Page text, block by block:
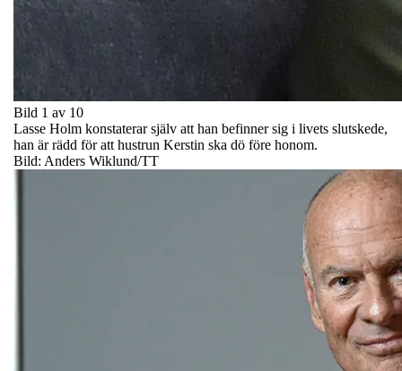
Bild 1 av 10
Lasse Holm konstaterar själv att han befinner sig i livets slutskede,
han är rädd för att hustrun Kerstin ska dö före honom.
Bild: Anders Wiklund/TT